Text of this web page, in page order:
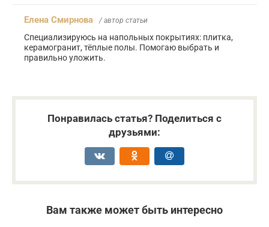
Елена Смирнова / автор статьи
Специализируюсь на напольных покрытиях: плитка,
керамогранит, тёплые полы. Помогаю выбрать и
правильно уложить.
Понравилась статья? Поделиться с
друзьями:
Вам также может быть интересно